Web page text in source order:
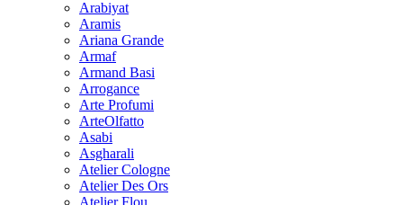
Arabiyat
Aramis
Ariana Grande
Armaf
Armand Basi
Arrogance
Arte Profumi
ArteOlfatto
Asabi
Asgharali
Atelier Cologne
Atelier Des Ors
Atelier Flou